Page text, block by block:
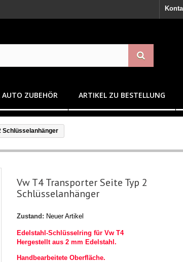
AUTO ZUBEHÖR ARTIKEL ZU BESTELLUNG
Schlüsselanhänger
Vw T4 Transporter Seite Typ 2
Schlüsselanhänger
Zustand: Neuer Artikel
Edelstahl-Schlüsselring für Vw T4
Hergestellt aus 2 mm Edelstahl.
Handbearbeitete Oberfläche.